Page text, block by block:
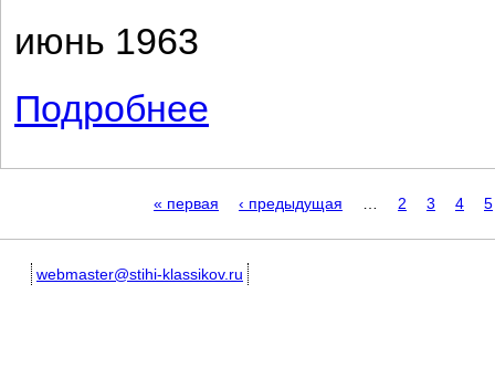
июнь 1963
Подробнее
« первая ‹ предыдущая 2 3 4 5
webmaster@stihi-klassikov.ru